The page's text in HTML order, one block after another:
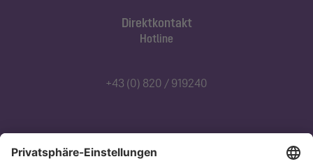
Direktkontakt
Hotline
+43 (0) 820 / 919240
Abonnieren Sie unseren Newsletter